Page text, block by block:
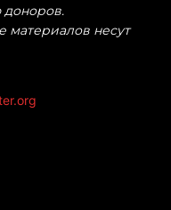
доноров.
материалов несут